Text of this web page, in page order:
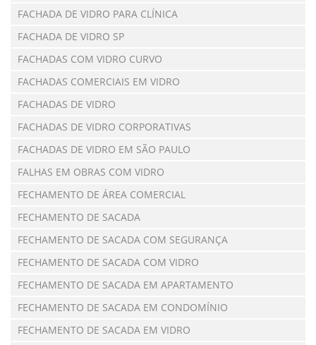
FACHADA DE VIDRO PARA CLÍNICA
FACHADA DE VIDRO SP
FACHADAS COM VIDRO CURVO
FACHADAS COMERCIAIS EM VIDRO
FACHADAS DE VIDRO
FACHADAS DE VIDRO CORPORATIVAS
FACHADAS DE VIDRO EM SÃO PAULO
FALHAS EM OBRAS COM VIDRO
FECHAMENTO DE ÁREA COMERCIAL
FECHAMENTO DE SACADA
FECHAMENTO DE SACADA COM SEGURANÇA
FECHAMENTO DE SACADA COM VIDRO
FECHAMENTO DE SACADA EM APARTAMENTO
FECHAMENTO DE SACADA EM CONDOMÍNIO
FECHAMENTO DE SACADA EM VIDRO